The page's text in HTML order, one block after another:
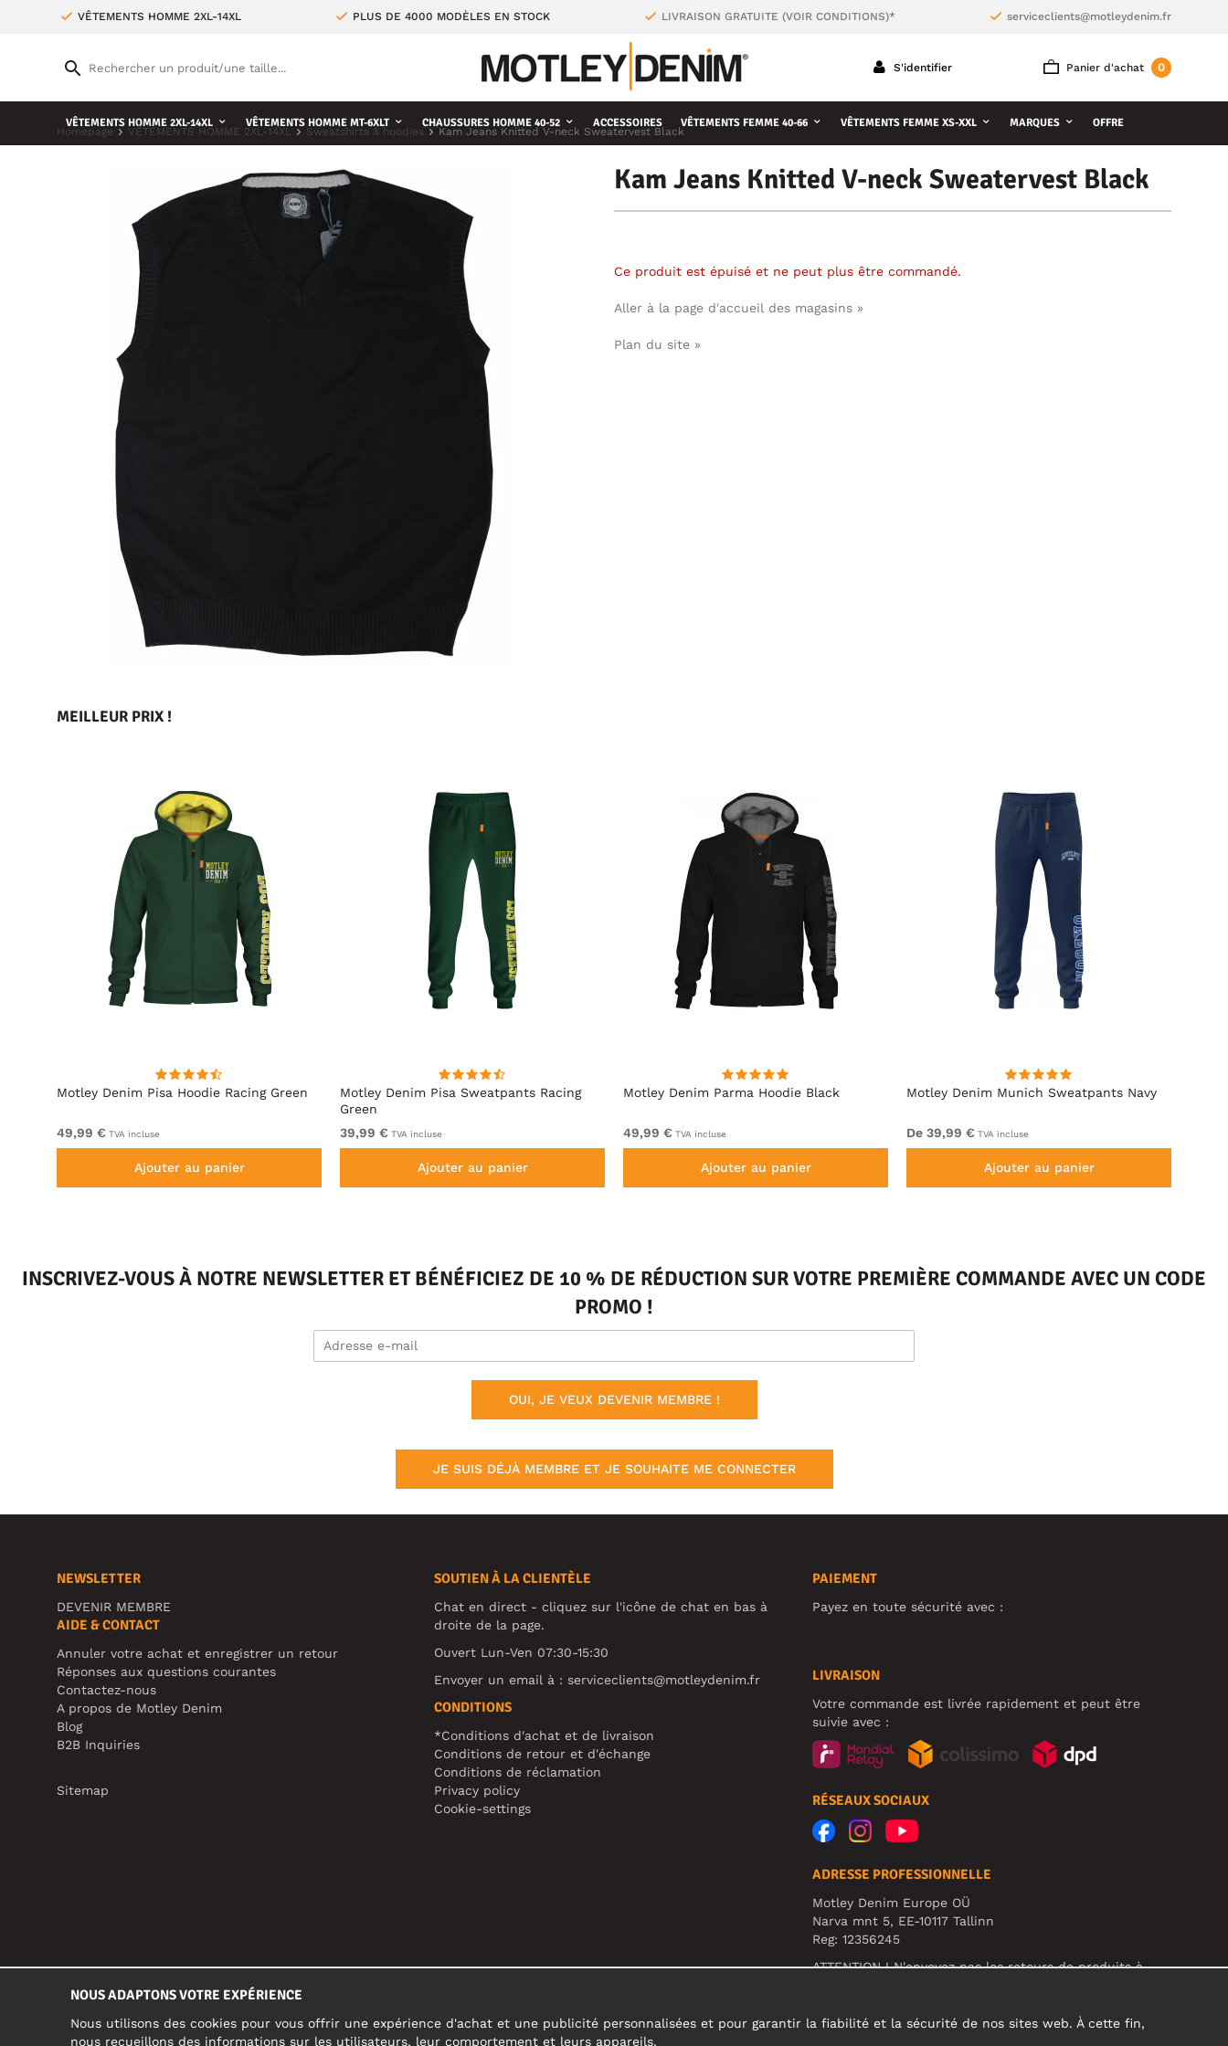
VÊTEMENTS HOMME 2XL-14XL PLUS DE 4000 MODÈLES EN STOCK LIVRAISON GRATUITE (VOIR CONDITIONS)* serviceclients@motleydenim.fr
Panier d'achat 0
S'identifier
VÊTEMENTS HOMME 2XL-14XL VÊTEMENTS HOMME MT-6XLT CHAUSSURES HOMME 40-52 ACCESSOIRES VÊTEMENTS FEMME 40-66 VÊTEMENTS FEMME XS-XXL MARQUES OFFRE
Homepage VÊTEMENTS HOMME 2XL-14XL Sweatshirts & hoodies Kam Jeans Knitted V-neck Sweatervest Black
Kam Jeans Knitted V-neck Sweatervest Black
Ce produit est épuisé et ne peut plus être commandé.
Aller à la page d'accueil des magasins »
Plan du site »
MEILLEUR PRIX !
Motley Denim Pisa Hoodie Racing Green
49,99 € TVA incluse
Ajouter au panier
Motley Denim Pisa Sweatpants Racing
Green
39,99 € TVA incluse
Ajouter au panier
Motley Denim Parma Hoodie Black
49,99 € TVA incluse
Ajouter au panier
Motley Denim Munich Sweatpants Navy
De 39,99 € TVA incluse
Ajouter au panier
INSCRIVEZ-VOUS À NOTRE NEWSLETTER ET BÉNÉFICIEZ DE 10 % DE RÉDUCTION SUR VOTRE PREMIÈRE COMMANDE AVEC UN CODE
PROMO !
OUI, JE VEUX DEVENIR MEMBRE !
JE SUIS DÉJÀ MEMBRE ET JE SOUHAITE ME CONNECTER
NEWSLETTER
DEVENIR MEMBRE
AIDE & CONTACT
Annuler votre achat et enregistrer un retour
Réponses aux questions courantes
Contactez-nous
A propos de Motley Denim
Blog
B2B Inquiries
Sitemap
SOUTIEN À LA CLIENTÈLE
Chat en direct - cliquez sur l'icône de chat en bas à
droite de la page.
Ouvert Lun-Ven 07:30-15:30
Envoyer un email à :serviceclients@motleydenim.fr
CONDITIONS
*Conditions d'achat et de livraison
Conditions de retour et d'échange
Conditions de réclamation
Privacy policy
Cookie-settings
PAIEMENT
Payez en toute sécurité avec :
LIVRAISON
Votre commande est livrée rapidement et peut être
suivie avec :
RÉSEAUX SOCIAUX
ADRESSE PROFESSIONNELLE
Motley Denim Europe OÜ
Narva mnt 5, EE-10117 Tallinn
Reg: 12356245
ATTENTION ! N'envoyez pas les retours de produits à
NOUS ADAPTONS VOTRE EXPÉRIENCE
Nous utilisons des cookies pour vous offrir une expérience d'achat et une publicité personnalisées et pour garantir la fiabilité et la sécurité de nos sites web. À cette fin,
nous recueillons des informations sur les utilisateurs, leur comportement et leurs appareils.